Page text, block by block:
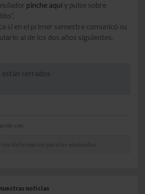
pinche aquíy pulse sobre
si en el primer semestre comunicó su
al de los dos años siguientes.
cerrados
con
noticias